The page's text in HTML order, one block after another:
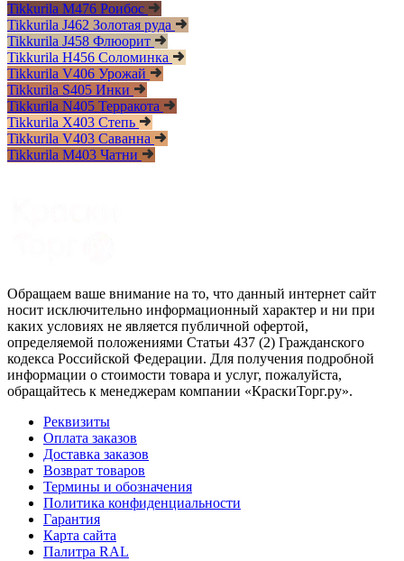
Tikkurila M476 Роибос
Tikkurila J462 Золотая руда
Tikkurila J458 Флюорит
Tikkurila H456 Соломинка
Tikkurila V406 Урожай
Tikkurila S405 Инки
Tikkurila N405 Терракота
Tikkurila X403 Степь
Tikkurila V403 Саванна
Tikkurila M403 Чатни
Обращаем ваше внимание на то, что данный интернет сайт
носит исключительно информационный характер и ни при
каких условиях не является публичной офертой,
определяемой положениями Статьи 437 (2) Гражданского
кодекса Российской Федерации. Для получения подробной
информации о стоимости товара и услуг, пожалуйста,
обращайтесь к менеджерам компании «КраскиТорг.ру».
Реквизиты
Оплата заказов
Доставка заказов
Возврат товаров
Термины и обозначения
Политика конфиденциальности
Гарантия
Карта сайта
Палитра RAL